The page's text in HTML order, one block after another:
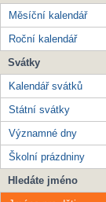
Měsíční kalendář
Roční kalendář
Svátky
Kalendář svátků
Státní svátky
Významné dny
Školní prázdniny
Hledáte jméno